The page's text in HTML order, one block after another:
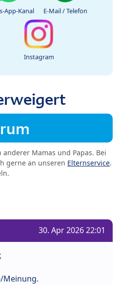
App-Kanal E-Mail / Telefon
Instagram
Mamas und Papas. Bei
gerne an unseren Elternservice.
30. Apr 2026 22:01
Meinung.